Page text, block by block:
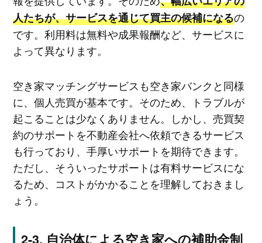
人たちが、サービスを通じて買主の候補になるの
です。利用料は無料や成果報酬など、サービスに
よって異なります。
空き家マッチングサービスも空き家バンクと同様
に、個人売買が基本です。そのため、トラブルが
起こることは少なくありません。しかし、売買契
約のサポートを不動産会社へ依頼できるサービス
も行っており、手厚いサポートを期待できます。
ただし、そういったサポートは有料サービスにな
るため、コストがかかることを理解しておきまし
ょう。
自治体による空き家への補助金制